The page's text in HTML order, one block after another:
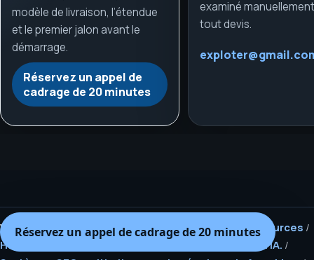
modèle de livraison, l’étendue
et le premier jalon avant le
démarrage.
Réservez un appel de
cadrage de 20 minutes
examiné
tout devis.
Voir aussi :Tous les services/Recherche IA/Ressources /
Hub pour agences : white-label, SEO et visibilité via IA. /
Réservez un appel de cadrage de 20 minutes